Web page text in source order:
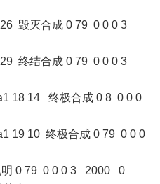
毁灭合成 0 79 0 0 0 3
终结合成 0 79 0 0 0 3
18 14 终极合成 0 8 0 0 0
19 10 终极合成 0 79 0 0 0
明 0 79 0 0 0 3 2000 0